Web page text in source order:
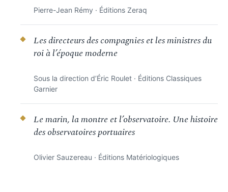
Pierre-Jean Rémy · Éditions Zeraq
Les directeurs des compagnies et les ministres du
roi à l’époque moderne
Sous la direction d’Éric Roulet · Éditions Classiques
Garnier
Le marin, la montre et l’observatoire. Une histoire
des observatoires portuaires
Olivier Sauzereau · Éditions Matériologiques